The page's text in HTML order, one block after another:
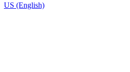
US (English)